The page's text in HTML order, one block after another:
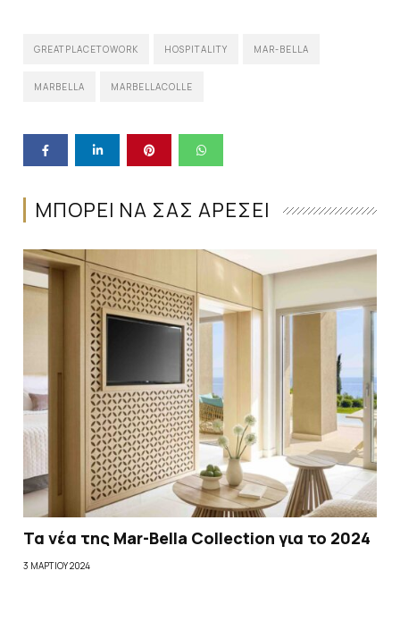
GREATPLACETOWORK HOSPITALITY MAR-BELLA
MARBELLA MARBELLACOLLE
ΜΠΟΡΕΙ ΝΑ ΣΑΣ ΑΡΕΣΕΙ
Τα νέα της Mar-Bella Collection για το 2024
3 ΜΑΡΤΊΟΥ 2024